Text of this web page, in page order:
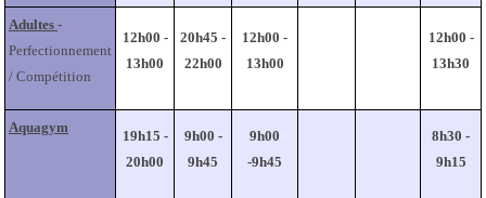
Adultes -
Perfectionnement
/ Compétition
12h00 -
13h00
20h45 -
22h00
12h00 -
13h00
12h00 -
13h30
Aquagym
19h15 -
20h00
9h00 -
9h45
9h00
-9h45
8h30 -
9h15